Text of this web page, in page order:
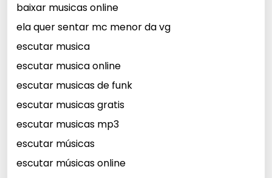
baixar musicas online
ela quer sentar mc menor da vg
escutar musica
escutar musica online
escutar musicas de funk
escutar musicas gratis
escutar musicas mp3
escutar músicas
escutar músicas online